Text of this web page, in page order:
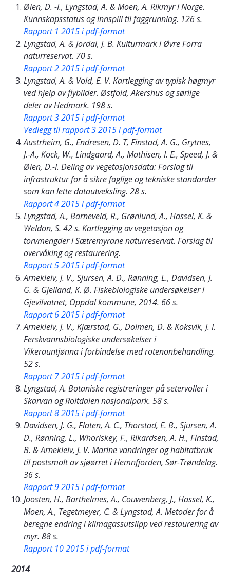
Øien, D. -I., Lyngstad, A. & Moen, A. Rikmyr i Norge.
Kunnskapsstatus og innspill til faggrunnlag. 126 s.
Rapport 1 2015 i pdf-format
Lyngstad, A. & Jordal, J. B. Kulturmark i Øvre Forra
naturreservat. 70 s.
Rapport 2 2015 i pdf-format
Lyngstad, A. & Vold, E. V. Kartlegging av typisk høgmyr
ved hjelp av flybilder. Østfold, Akershus og sørlige
deler av Hedmark. 198 s.
Rapport 3 2015 i pdf-format
Vedlegg til rapport 3 2015 i pdf-format
Austrheim, G., Endresen, D. T, Finstad, A. G., Grytnes,
J.-A., Kock, W., Lindgaard, A., Mathisen, I. E., Speed, J. &
Øien, D.-I. Deling av vegetasjonsdata: Forslag til
infrastruktur for å sikre faglige og tekniske standarder
som kan lette datautveksling. 28 s.
Rapport 4 2015 i pdf-format
Lyngstad, A., Barneveld, R., Grønlund, A., Hassel, K. &
Weldon, S. 42 s. Kartlegging av vegetasjon og
torvmengder i Sætremyrane naturreservat. Forslag til
overvåking og restaurering.
Rapport 5 2015 i pdf-format
Arnekleiv, J. V., Sjursen, A. D., Rønning, L., Davidsen, J.
G. & Gjelland, K. Ø. Fiskebiologiske undersøkelser i
Gjevilvatnet, Oppdal kommune, 2014. 66 s.
Rapport 6 2015 i pdf-format
Arnekleiv, J. V., Kjærstad, G., Dolmen, D. & Koksvik, J. I.
Ferskvannsbiologiske undersøkelser i
Vikerauntjønna i forbindelse med rotenonbehandling.
52 s.
Rapport 7 2015 i pdf-format
Lyngstad, A. Botaniske registreringer på setervoller i
Skarvan og Roltdalen nasjonalpark. 58 s.
Rapport 8 2015 i pdf-format
Davidsen, J. G., Flaten, A. C., Thorstad, E. B., Sjursen, A.
D., Rønning, L., Whoriskey, F., Rikardsen, A. H., Finstad,
B. & Arnekleiv, J. V. Marine vandringer og habitatbruk
til postsmolt av sjøørret i Hemnfjorden, Sør-Trøndelag.
36 s.
Rapport 9 2015 i pdf-format
Joosten, H., Barthelmes, A., Couwenberg, J., Hassel, K.,
Moen, A., Tegetmeyer, C. & Lyngstad, A. Metoder for å
beregne endring i klimagassutslipp ved restaurering av
myr. 88 s.
Rapport 10 2015 i pdf-format
2014